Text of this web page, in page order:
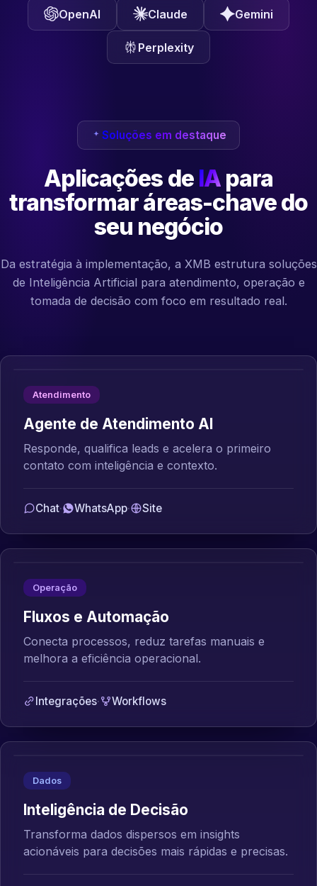
OpenAI Claude Gemini
Perplexity
Soluções em destaque
Aplicações de IApara
transformaráreas-chave do
seu negócio
Da estratégia à implementação, a XMB estrutura soluções
de Inteligência Artificial para atendimento, operação e
tomada de decisão com foco em resultado real.
Atendimento
Agente de Atendimento AI
Responde, qualifica leads e acelera o primeiro
contato com inteligência e contexto.
Chat· WhatsApp· Site
Operação
Fluxos e Automação
Conecta processos, reduz tarefas manuais e
melhora a eficiência operacional.
Integrações· Workflows
Dados
Inteligência de Decisão
Transforma dados dispersos em insights
acionáveis para decisões mais rápidas e precisas.